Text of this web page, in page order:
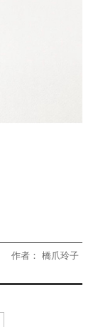
作者： 橋爪玲子